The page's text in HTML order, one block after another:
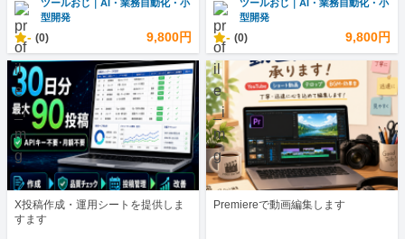
ツールおじ｜AI・業務自動化・小
型開発
- (0) 9,800円
ツールおじ｜AI・業務自動化・小
型開発
- (0) 9,800円
X投稿作成・運用シートを提供しま
すます
Premiereで動画編集します